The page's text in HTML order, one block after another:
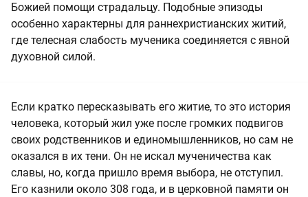
Божией помощи страдальцу. Подобные эпизоды
особенно характерны для раннехристианских житий,
где телесная слабость мученика соединяется с явной
духовной силой.
Если кратко пересказывать его житие, то это история
человека, который жил уже после громких подвигов
своих родственников и единомышленников, но сам не
оказался в их тени. Он не искал мученичества как
славы, но, когда пришло время выбора, не отступил.
Его казнили около 308 года, и в церковной памяти он